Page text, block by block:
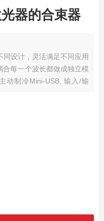
器的合束器
同设计，灵活满足不同应用
合每一个波长都做成独立模
主动制冷Mini-USB, 输入/输